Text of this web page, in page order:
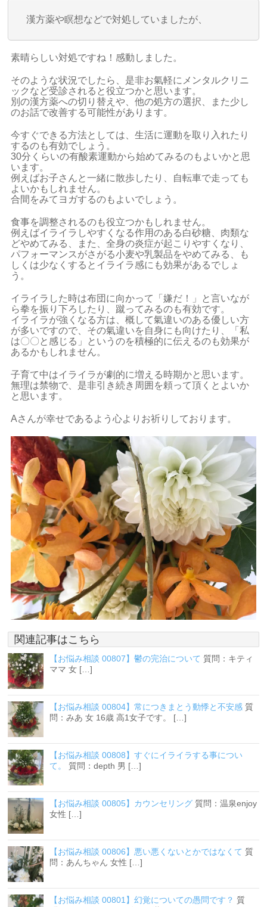
漢方薬や瞑想などで対処していましたが、
素晴らしい対処ですね！感動しました。
そのような状況でしたら、是非お氣軽にメンタルクリニ
ックなど受診されると役立つかと思います。
別の漢方薬への切り替えや、他の処方の選択、また少し
のお話で改善する可能性があります。
今すぐできる方法としては、生活に運動を取り入れたり
するのも有効でしょう。
30分くらいの有酸素運動から始めてみるのもよいかと思
います。
例えばお子さんと一緒に散歩したり、自転車で走っても
よいかもしれません。
合間をみてヨガするのもよいでしょう。
食事を調整されるのも役立つかもしれません。
例えばイライラしやすくなる作用のある白砂糖、肉類な
どやめてみる、また、全身の炎症が起こりやすくなり、
パフォーマンスがさがる小麦や乳製品をやめてみる、も
しくは少なくするとイライラ感にも効果があるでしょ
う。
イライラした時は布団に向かって「嫌だ！」と言いなが
ら拳を振り下ろしたり、蹴ってみるのも有効です。
イライラが強くなる方は、概して氣違いのある優しい方
が多いですので、その氣違いを自身にも向けたり、「私
は〇〇と感じる」というのを積極的に伝えるのも効果が
あるかもしれません。
子育て中はイライラが劇的に増える時期かと思います。
無理は禁物で、是非引き続き周囲を頼って頂くとよいか
と思います。
Aさんが幸せであるよう心よりお祈りしております。
関連記事はこちら
【お悩み相談 00807】鬱の完治について 質問：キティ
ママ 女 […]
【お悩み相談 00804】常につきまとう動悸と不安感 質
問：みあ 女 16歳 高1女子です。 […]
【お悩み相談 00808】すぐにイライラする事につい
て。
質問：depth 男 […]
【お悩み相談 00805】カウンセリング 質問：温泉enjoy
女性 […]
【お悩み相談 00806】悪い悪くないとかではなくて 質
問：あんちゃん 女性 […]
【お悩み相談 00801】幻覚についての愚問です？ 質